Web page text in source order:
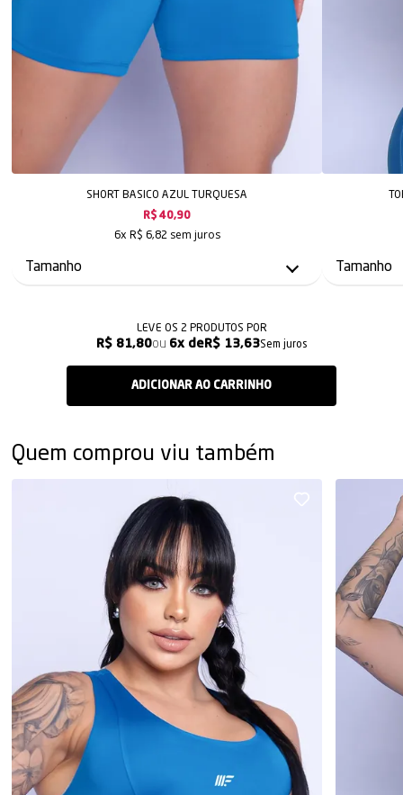
SHORT BASICO AZUL TURQUESA
R$ 40,90
6x R$ 6,82 sem juros
LEVE OS 2 PRODUTOS
R$ 81,80 6x R$ 13,63Sem juros
Quem comprou viu também